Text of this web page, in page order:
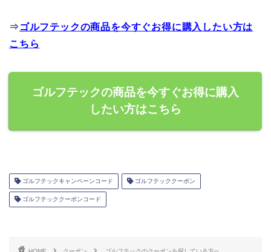
⇒ ゴルフテックの商品を今すぐお得に購入したい方は
こちら
ゴルフテックの商品を今すぐお得に購入
したい方はこちら
ゴルフテックキャンペーンコード ゴルフテッククーポン
ゴルフテッククーポンコード